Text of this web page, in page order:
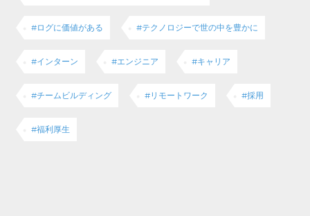
#ログに価値がある #テクノロジーで世の中を豊かに
#インターン #エンジニア #キャリア
#チームビルディング #リモートワーク #採用
#福利厚生